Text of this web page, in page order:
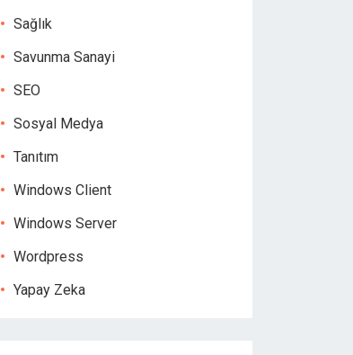
Sağlık
Savunma Sanayi
SEO
Sosyal Medya
Tanıtım
Windows Client
Windows Server
Wordpress
Yapay Zeka